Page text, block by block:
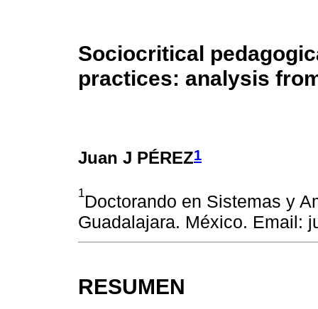
Sociocritical
practices: analysis
Juan J PÉREZ1
1Doctorando en Sistemas y
Guadalajara. México. Email:
RESUMEN